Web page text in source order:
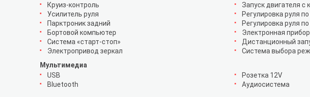
Круиз-контроль
Усилитель руля
Парктроник задний
Бортовой компьютер
Система «старт-стоп»
Электропривод зеркал
Запуск двигателя с
Регулировка руля
Регулировка руля
Электронная
Дистанционный
Система выбора
Мультимедиа
USB
Bluetooth
Розетка 12V
Аудиосистема